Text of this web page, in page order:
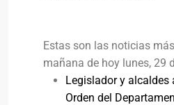
Estas son las noticias
mañana de hoy lunes, 29
Legislador y alcaldes
Orden del